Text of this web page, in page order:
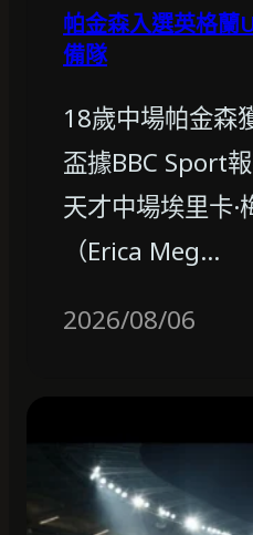
帕金森入選英格蘭
備隊
18歲中場帕金森
盃據BBC Sport
天才中場埃里卡·
（Erica Meg…
2026/08/06